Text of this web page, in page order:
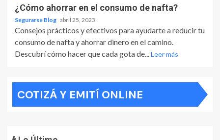
¿Cómo ahorrar en el consumo de nafta?
Segurarse Blog abril 25, 2023
Consejos prácticos y efectivos para ayudarte a reducir tu
consumo de nafta y ahorrar dinero en el camino.
Descubrí cómo hacer que cada gota de...Leer más
COTIZÁ Y EMITÍ ONLINE